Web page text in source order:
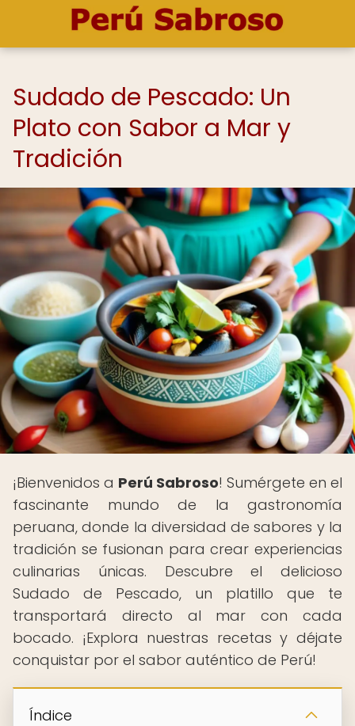
Sudado de Pescado: Un
Plato con Sabor a Mar y
Tradición
¡Bienvenidos a Perú Sabroso! Sumérgete en el
fascinante mundo de la gastronomía
peruana, donde la diversidad de sabores y la
tradición se fusionan para crear experiencias
culinarias únicas. Descubre el delicioso
Sudado de Pescado, un platillo que te
transportará directo al mar con cada
bocado. ¡Explora nuestras recetas y déjate
conquistar por el sabor auténtico de Perú!
Índice